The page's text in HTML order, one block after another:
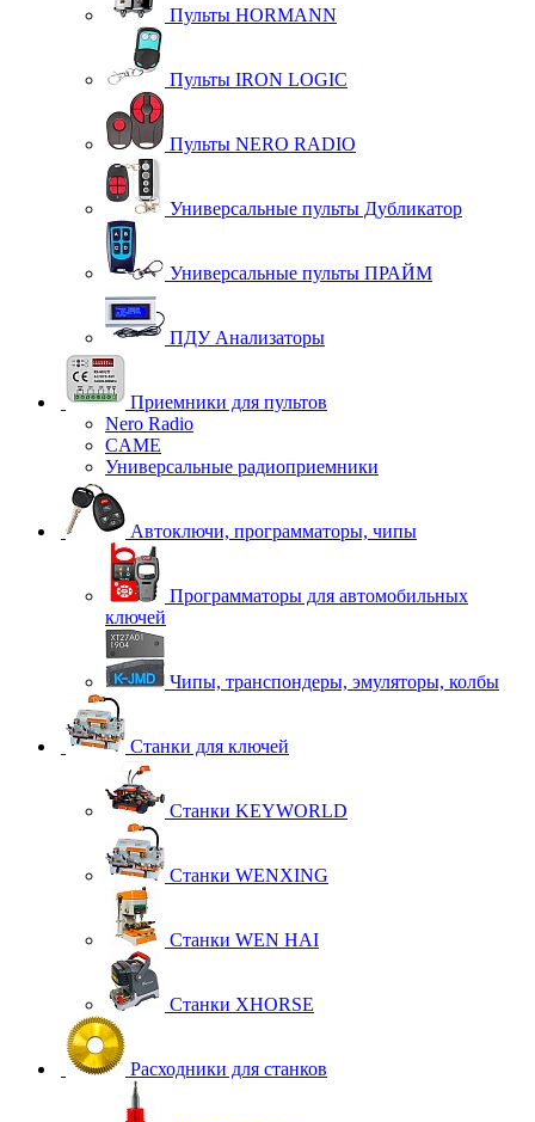
Пульты HORMANN
Пульты IRON LOGIC
Пульты NERO RADIO
Универсальные пульты Дубликатор
Универсальные пульты ПРАЙМ
ПДУ Анализаторы
Приемники для пультов
Nero Radio
CAME
Универсальные радиоприемники
Автоключи, программаторы, чипы
Программаторы для автомобильных
ключей
Чипы, транспондеры, эмуляторы, колбы
Станки для ключей
Станки KEYWORLD
Станки WENXING
Станки WEN HAI
Станки XHORSE
Расходники для станков